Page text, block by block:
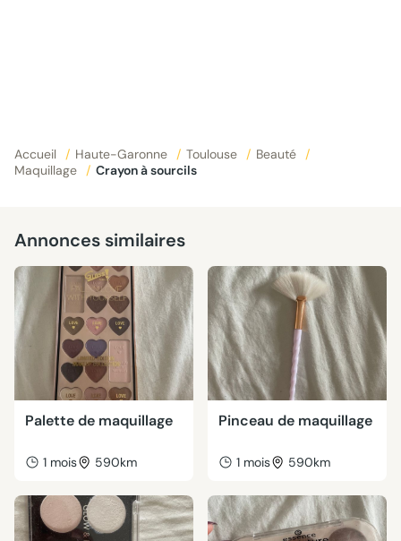
Accueil / Haute-Garonne / Toulouse / Beauté
/
Maquillage
/ Crayon à sourcils
Annonces similaires
Palette de maquillage
1 mois 590km
Pinceau de maquillage
1 mois 590km